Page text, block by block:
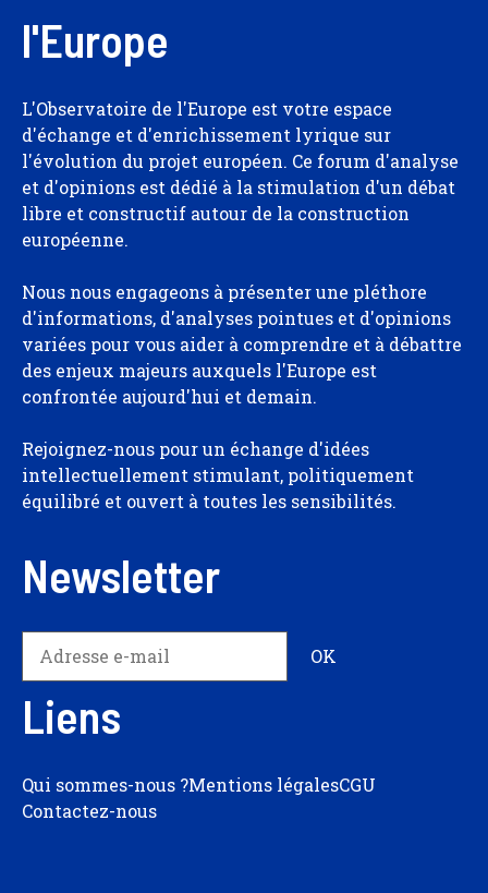
l'Europe
L'Observatoire de l'Europe est votre espace
d'échange et d'enrichissement lyrique sur
l'évolution du projet européen. Ce forum d'analyse
et d'opinions est dédié à la stimulation d'un débat
libre et constructif autour de la construction
européenne.
Nous nous engageons à présenter une pléthore
d'informations, d'analyses pointues et d'opinions
variées pour vous aider à comprendre et à débattre
des enjeux majeurs auxquels l'Europe est
confrontée aujourd'hui et demain.
Rejoignez-nous pour un échange d'idées
intellectuellement stimulant, politiquement
équilibré et ouvert à toutes les sensibilités.
Newsletter
Liens
Qui sommes-nous ?Mentions légalesCGU
Contactez-nous